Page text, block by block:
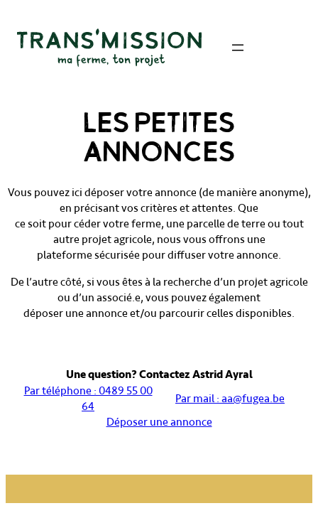
contenu
LES PETITES
ANNONCES
Vous pouvez ici déposer votre annonce (de manière anonyme),
en précisant vos critères et attentes. Que
ce soit pour céder votre ferme, une parcelle de terre ou tout
autre projet agricole, nous vous offrons une
plateforme sécurisée pour diffuser votre annonce.
De l’autre côté, si vous êtes à la recherche d’un projet agricole
ou d’un associé.e, vous pouvez également
déposer une annonce et/ou parcourir celles disponibles.
Une question? Contactez Astrid Ayral
Par téléphone : 0489 55 00
64
Par mail : aa@fugea.be
Déposer une annonce